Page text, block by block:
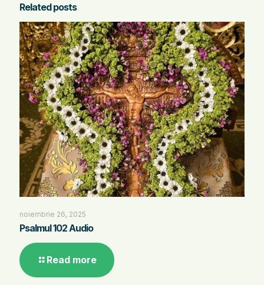
Related posts
noiembrie 26, 2025
Psalmul 102 Audio
Read more